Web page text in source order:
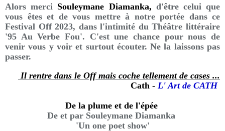
Alors merci Souleymane Diamanka, d'être celui que
vous êtes et de vous mettre à notre portée dans ce
Festival Off 2023, dans l'intimité du Théâtre littéraire
'95 Au Verbe Fou'. C'est une chance pour nous de
venir vous y voir et surtout écouter. Ne la laissons pas
passer.
Il rentre dans le Off mais coche tellement de cases ...
Cath - L' Art de CATH
De la plume et de l'épée
De et par Souleymane Diamanka
'Un one poet show'